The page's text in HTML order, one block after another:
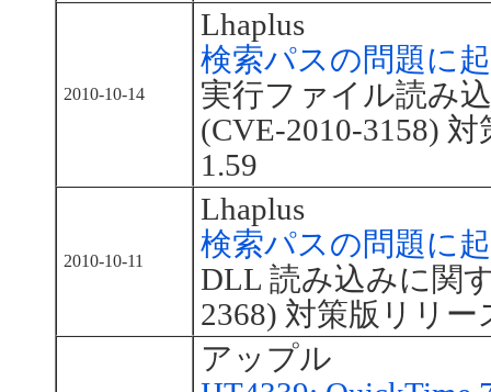
2010-10-14
Lhaplus
検索パスの問題に
実行ファイル読み
(CVE-2010-3158)
1.59
2010-10-11
Lhaplus
検索パスの問題に
DLL 読み込みに関
2368) 対策版リリー
アップル